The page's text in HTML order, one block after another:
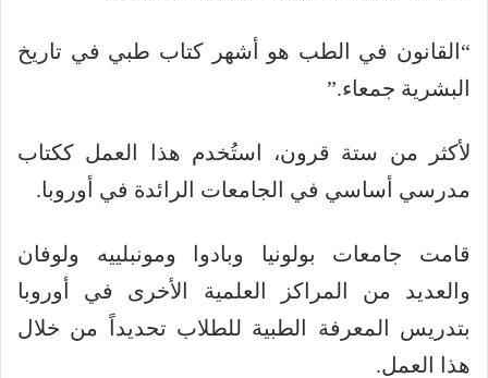
“القانون في الطب هو أشهر كتاب طبي في تاريخ
البشرية جمعاء.”
لأكثر من ستة قرون، استُخدم هذا العمل ككتاب
مدرسي أساسي في الجامعات الرائدة في أوروبا.
قامت جامعات بولونيا وبادوا ومونبلييه ولوفان
والعديد من المراكز العلمية الأخرى في أوروبا
بتدريس المعرفة الطبية للطلاب تحديداً من خلال
هذا العمل.